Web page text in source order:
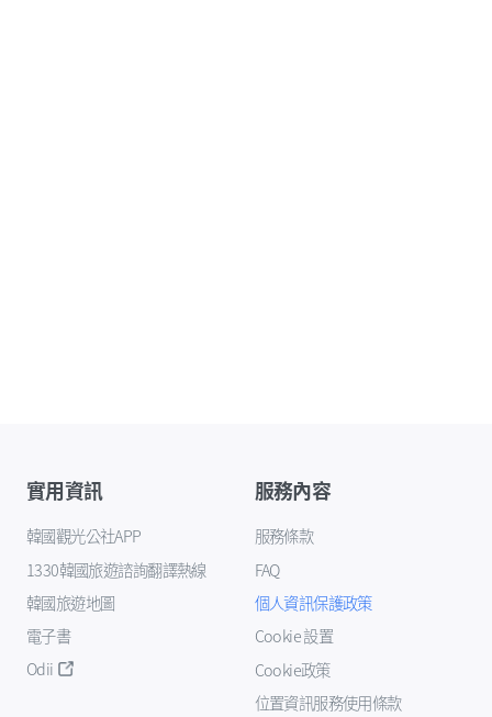
實用資訊
韓國觀光公社APP
1330韓國旅遊諮詢翻譯熱線
韓國旅遊地圖
電子書
Odii
服務內容
服務條款
FAQ
個人資訊保護政策
Cookie 設置
Cookie政策
位置資訊服務使用條款